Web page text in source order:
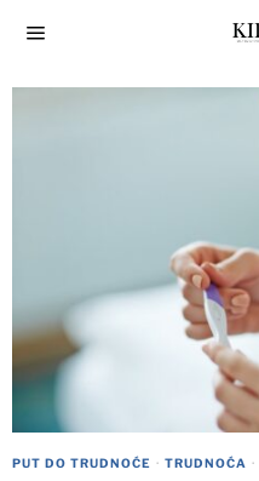
PUT DO TRUDNOĆE · TRUDNOĆA ·